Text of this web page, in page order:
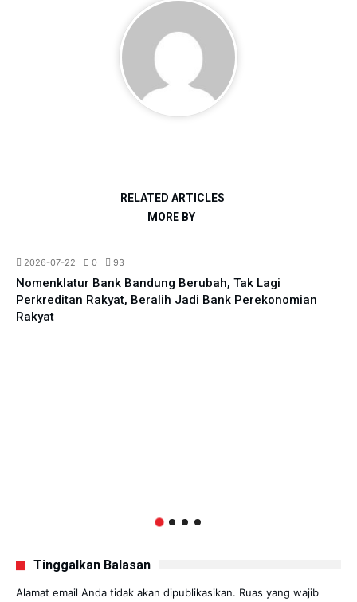
RELATED ARTICLES
MORE BY
2026-07-22 0 93
Nomenklatur Bank Bandung Berubah, Tak Lagi
Perkreditan Rakyat, Beralih Jadi Bank Perekonomian
Rakyat
Tinggalkan Balasan
Alamat email Anda tidak akan dipublikasikan. Ruas yang wajib